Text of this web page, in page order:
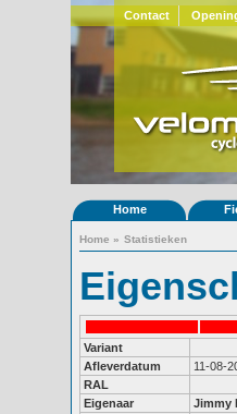
Contact
Home
Home » Statistieken
Variant
Afleverdatum
11-08-
RAL
Eigenaar
Jimmy